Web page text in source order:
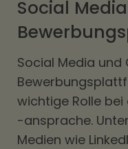
Social
Social Media und
wichtige Rolle
-ansprache.
Medien wie